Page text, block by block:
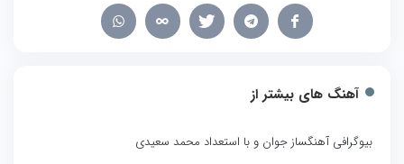
آهنگ های بیشتر از
بیوگرافی آهنگساز جوان و با استعداد محمد سعیدی